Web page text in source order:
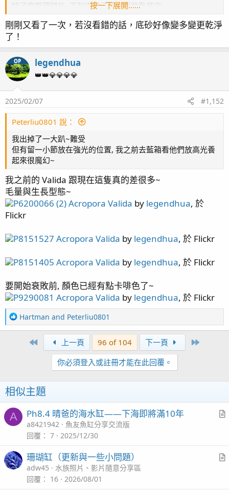
除了修剪珊瑚外, 不知道做了多少個移動基座~
比較意外的是櫻花骨的基座鬆動, 原本只是想重新黏的牢固一
點, 沒想到角度沒黏成原本位置,
以至於根本放不回原位...
可憐的皇冠就被我大肆的砍了非常多刀 (之前就一直猶豫要不
要多砍些讓出點空間)
已經砍了大約1/3 , 不忍心再砍了, 於是只能砍了櫻花骨兩刀...
ps: 要不是水中黏基座太難操作, 他倆也不用捱這麼多刀~
未砍前皇冠與櫻花骨相互間的關係
P1130034 全景by
砍完之後
P1300103bylegendhua, 於 Flickr
P1300104 by legendhua , 於 Flickr
他們還是靠得很近, 看之後發展, 若是會打架, 很可能要再砍...
按一下展開……
剛剛又看了一次，若沒看錯的話，底砂好像變多變更乾淨
了！
OP legendhua
👑👑💎💎💎💎
2025/02/07 #1,152
Peterliu0801 說：
我出掉了一大趴~難受
但有留一小節放在強光的位置, 我之前去藍箱看他們放高光養
起來很魔幻~
我之前的 Valida 跟現在這隻真的差很多~
毛量與生長型態~
P6200066 (2) Acropora Valida by legendhua, 於
Flickr
P8151527 Acropora Valida by legendhua, 於 Flickr
P8151405 Acropora Valida by legendhua, 於 Flickr
要開始衰敗前, 顏色已經有點卡啡色了~
P9290081 Acropora Valida by legendhua, 於 Flickr
R
e
n
s
：
Hartman and Peterliu0801
First 上一頁 96 of 104 下一頁
你必須登入或註冊才能在此回覆。
相似主題
A
c
Ph8.4 晴爸的海水缸——下海即將滿10年
a8421942
魚友魚缸分享交流版
回覆
7 2025/12/30
珊瑚缸（更新與一些小問題）
adw45
水族照片、影片隨意分享區
回覆
16 2026/08/01